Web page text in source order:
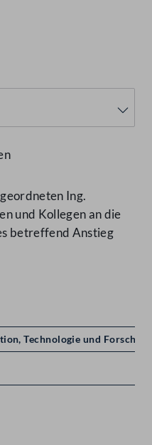
Ing.
und Kollegen an die
betreffend Anstieg
Technologie und